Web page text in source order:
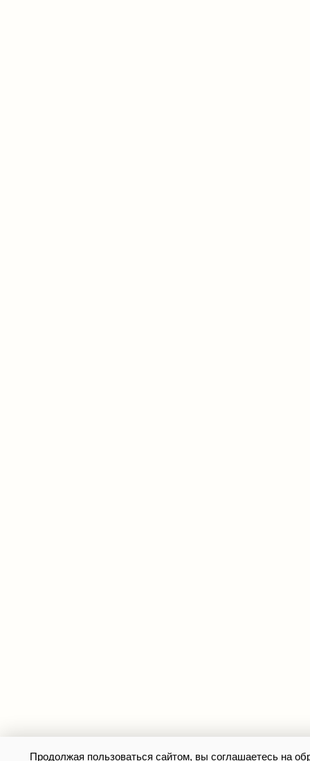
Продолжая пользоваться сайтом, вы соглашаетесь на